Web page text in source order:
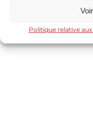
Politique relative
Laisser un
Vous devez être